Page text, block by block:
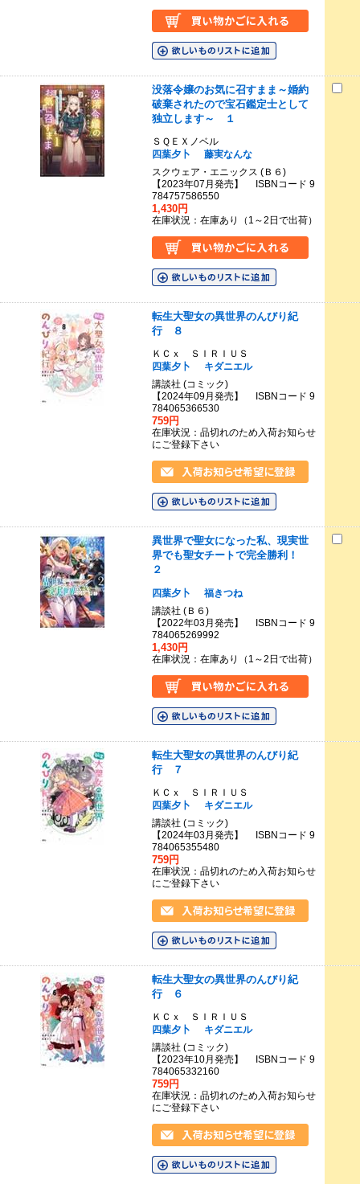
没落令嬢のお気に召すまま～婚約
破棄されたので宝石鑑定士として
独立します～ １
ＳＱＥＸノベル
四葉夕卜
藤実なんな
スクウェア・エニックス (Ｂ６)
【2023年07月発売】 ISBNコード 9
784757586550
1,430円
在庫状況：在庫あり（1～2日で出荷）
転生大聖女の異世界のんびり紀
行 ８
ＫＣｘ ＳＩＲＩＵＳ
四葉夕卜
キダニエル
講談社 (コミック)
【2024年09月発売】 ISBNコード 9
784065366530
759円
在庫状況：品切れのため入荷お知らせ
にご登録下さい
異世界で聖女になった私、現実世
界でも聖女チートで完全勝利！
２
四葉夕卜
福きつね
講談社 (Ｂ６)
【2022年03月発売】 ISBNコード 9
784065269992
1,430円
在庫状況：在庫あり（1～2日で出荷）
転生大聖女の異世界のんびり紀
行 ７
ＫＣｘ ＳＩＲＩＵＳ
四葉夕卜
キダニエル
講談社 (コミック)
【2024年03月発売】 ISBNコード 9
784065355480
759円
在庫状況：品切れのため入荷お知らせ
にご登録下さい
転生大聖女の異世界のんびり紀
行 ６
ＫＣｘ ＳＩＲＩＵＳ
四葉夕卜
キダニエル
講談社 (コミック)
【2023年10月発売】 ISBNコード 9
784065332160
759円
在庫状況：品切れのため入荷お知らせ
にご登録下さい